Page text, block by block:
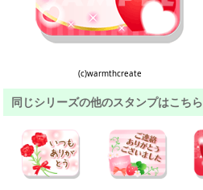
(c)warmthcreate
同じシリーズの他のスタンプはこちら